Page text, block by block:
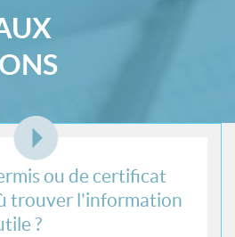
ou de certificat
trouver l'information
?